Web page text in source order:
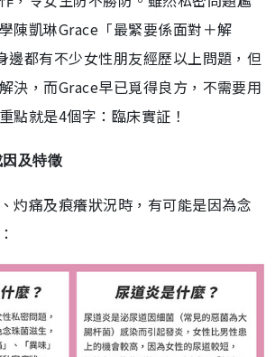
陳凱琳Grace「最緊要係面對＋解
邊都有不少女性朋友經歷以上問題，但
決，而Grace早已覓得良方，不需要用
點就是4個字：臨床實証！
及特徵
灼痛及痕癢狀況時，有可能是因為念